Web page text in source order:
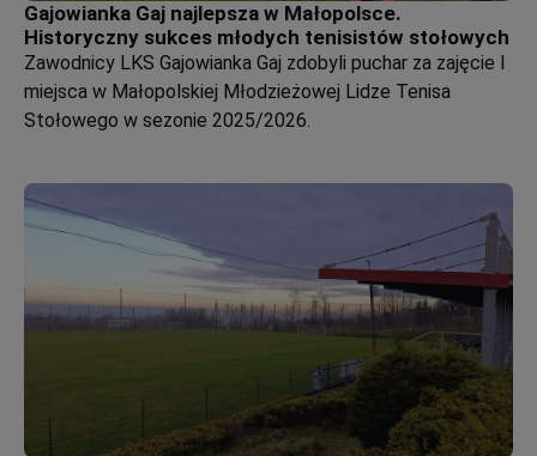
Gajowianka Gaj najlepsza w Małopolsce.
Historyczny sukces młodych tenisistów stołowych
Zawodnicy LKS Gajowianka Gaj zdobyli puchar za zajęcie I
miejsca w Małopolskiej Młodzieżowej Lidze Tenisa
Stołowego w sezonie 2025/2026.